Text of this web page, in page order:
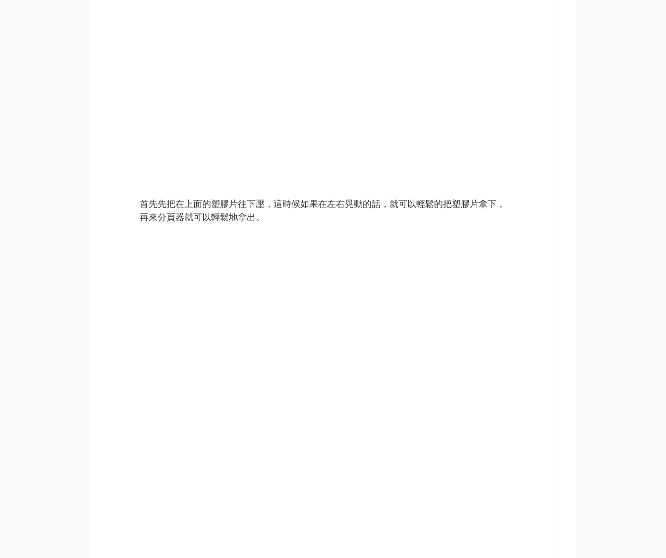
首先先把在上面的塑膠片往下壓，這時候如果在左右晃動的話，就可以輕鬆的把塑膠片拿下，
再來分頁器就可以輕鬆地拿出。